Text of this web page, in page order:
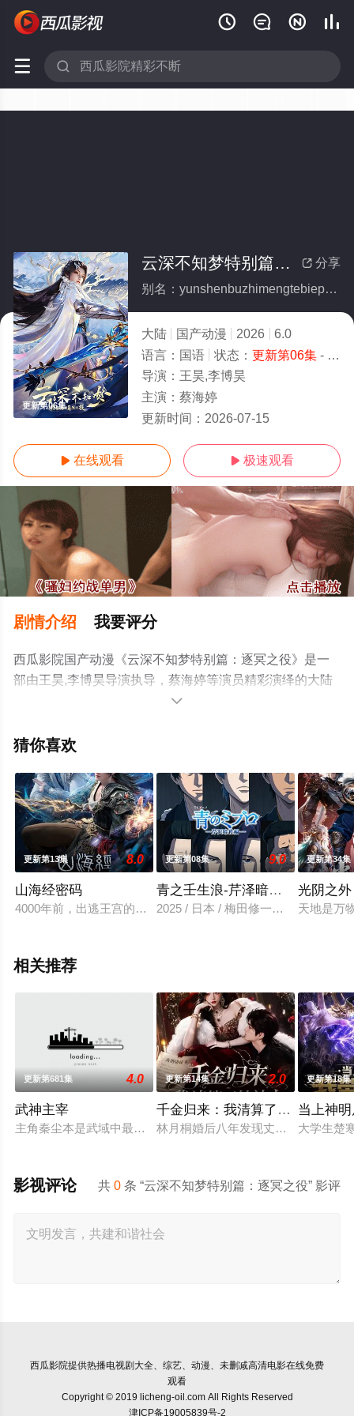
   
 
更新第06集
 分享
云深不知梦特别篇：逐冥之役
别名：yunshenbuzhimengtebiepianzhumingzhiyi
大陆 国产动漫 2026
6.0
语言： 国语 状态： 更新第06集- 免费在线观看
导演： 王昊,李博昊
主演： 蔡海婷
更新时间： 2026-07-15
 在线观看  极速观看
剧情介绍 我要评分
西瓜影院国产动漫《云深不知梦特别篇：逐冥之役》是一
部由王昊,李博昊导演执导，蔡海婷等演员精彩演绎的大陆
动漫，手机免费观看高清无删减完整版动漫全集就上西瓜
等平台了解。

猜你喜欢
更新第13集 8.0
山海经密码
4000年前，出逃王宫的商朝王孙有莘不破救下太一宗弟子江离
更新第08集 9.0
青之壬生浪-芹泽暗杀篇-
2025 / 日本 / 梅田修一朗,小林千晃,
更新第34集
光阴之外
天地是万
相关推荐
更新第681集 4.0
武神主宰
主角秦尘本是武域中最顶尖的天才强者，却遭歹人暗算，陨落
更新第14集 2.0
千金归来：我清算了枕边人
林月桐婚后八年发现丈夫顾明轩联合
更新第18集
当上神
大学生楚
共0 条 “云深不知梦特别篇：逐冥之役” 影评
影视评论
西瓜影院提供热播电视剧大全、综艺、动漫、未删减高清电影在线免费
观看
Copyright © 2019 licheng-oil.com All Rights Reserved
津ICP备19005839号-2